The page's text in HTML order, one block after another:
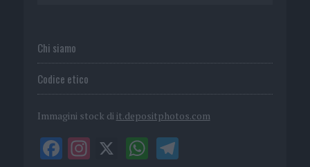
Chi siamo
Codice etico
Immagini stock di it.depositphotos.com